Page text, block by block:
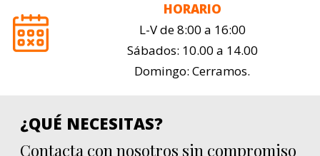
HORARIO
L-V de 8:00 a 16:00
Sábados: 10.00 a 14.00
Domingo: Cerramos.
¿QUÉ NECESITAS?
Contacta con nosotros sin compromiso